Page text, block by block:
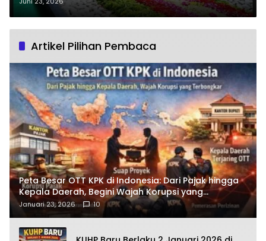
Jombang?
Artikel Pilihan Pembaca
Peta Besar OTT KPK di Indonesia: Dari Pajak hingga
Kepala Daerah, Begini Wajah Korupsi yang
Terbongkar
Januari 23, 2026 10